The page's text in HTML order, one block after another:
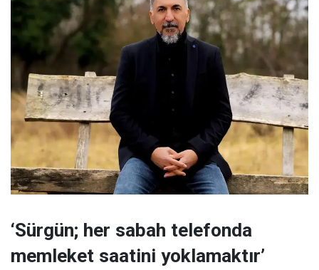
‘Sürgün; her sabah telefonda
memleket saatini yoklamaktır’